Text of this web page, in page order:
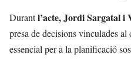
Durantl’acte, Jordi Sargatal i
presa de decisions vinculades
essencial per a la planificació